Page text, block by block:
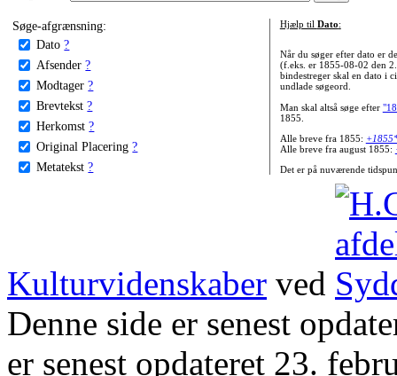
Søge-afgrænsning:
Dato ?
Afsender ?
Modtager ?
Brevtekst ?
Herkomst ?
Original Placering ?
Metatekst ?
Hjælp til Dato:
Når du søger efter dato er
(f.eks. er 1855-08-02 den
bindestreger skal en dato i
undlade søgeord.
Man skal altså søge efter
1855.
Alle breve fra 1855:
Alle breve fra august 1855:
Det er på nuværende
Kulturvidenskaber ved
Denne side er senest
er senest opdateret 23.